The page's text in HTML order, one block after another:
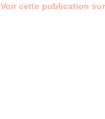
Voir cette publication